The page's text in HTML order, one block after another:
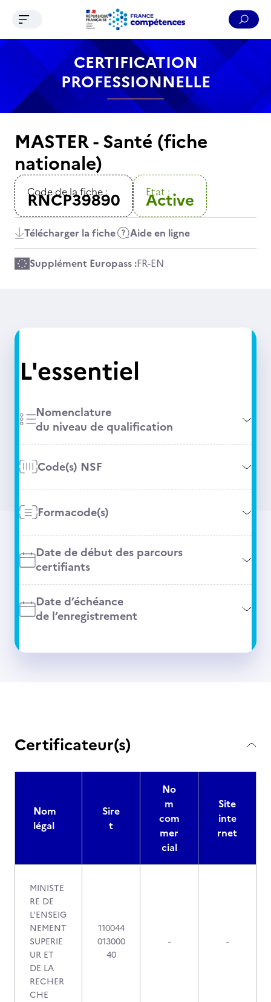
Contenu Recherche Menu Pied de page
Ouvrir le menu de navigation
CERTIFICATION
PROFESSIONNELLE
MASTER - Santé (fiche
nationale)
Code de la fiche :
RNCP39890 Etat :
Active
Télécharger la fiche Aide en ligne
Supplément Europass :FR-EN
L'essentiel
Nomenclature
du niveau de qualification
Code(s) NSF
Formacode(s)
Date de début des parcours
certifiants
Date d’échéance
de l’enregistrement
Certificateur(s)
Nom
légal
Sire
t
No
m
com
mer
cial
Site
inte
rnet
MINISTE
RE DE
L'ENSEIG
NEMENT
SUPERIE
UR ET
DE LA
RECHER
CHE
110044
013000
40
- -